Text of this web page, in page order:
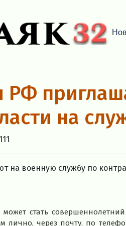
на
111
военную службу по
может стать
лично, через почту, по